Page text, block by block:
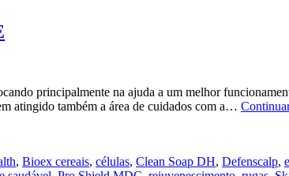
principalmente na ajuda a um melhor
atingido também a área de cuidados com a…
, Bioex cereais, células, Clean Soap DH, Defenscalp,